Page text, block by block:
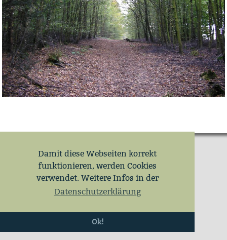
Damit diese Webseiten korrekt
funktionieren, werden Cookies
verwendet. Weitere Infos in der
Datenschutzerklärung
Ok!